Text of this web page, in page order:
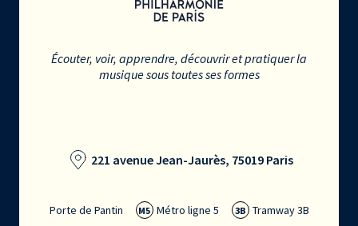
Écouter, voir, apprendre, découvrir et pratiquer la
musique sous toutes ses formes
221 avenue Jean-Jaurès, 75019 Paris
Porte de Pantin M5 Métro ligne 5 3B Tramway 3B